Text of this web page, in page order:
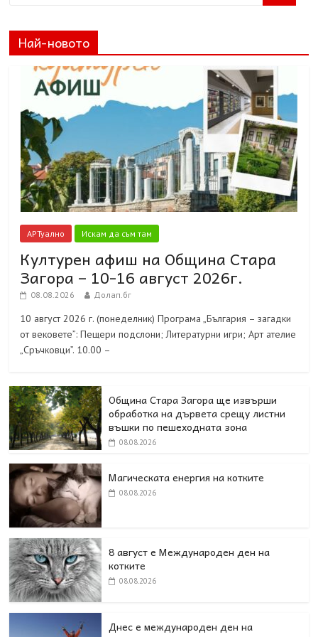
Най-новото
АРТуално Искам да съм там
Културен афиш на Община Стара
Загора – 10-16 август 2026г.
08.08.2026 Долап.бг
10 август 2026 г. (понеделник) Програма „България – загадки
от вековете”: Пещери подслони; Литературни игри; Арт ателие
„Сръчковци”. 10.00 –
Община Стара Загора ще извърши
обработка на дървета срещу листни
въшки по пешеходната зона
08.08.2026
Магическата енергия на котките
08.08.2026
8 август е Международен ден на
котките
08.08.2026
Днес е международен ден на